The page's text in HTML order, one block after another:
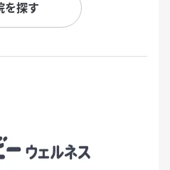
を探す